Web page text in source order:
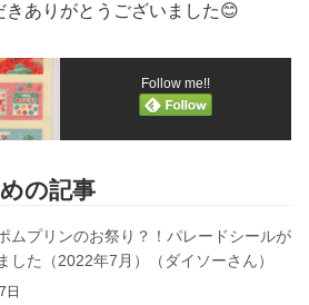
ありがとうございました😊
Follow me!!
の記事
ムプリンのお祭り？！パレードシールが
した（2022年7月）（ダイソーさん）
日